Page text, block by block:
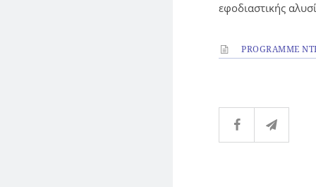
εφοδιαστικής
PROGRAMME